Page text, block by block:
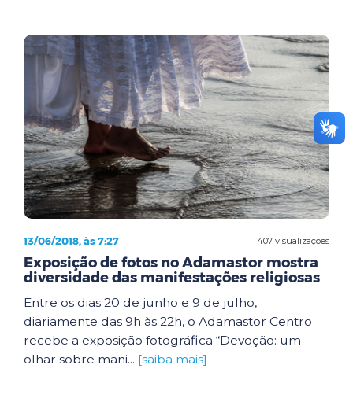
407 visualizações
13/06/2018, às 7:27
Exposição de fotos no Adamastor mostra
diversidade das manifestações religiosas
Entre os dias 20 de junho e 9 de julho,
diariamente das 9h às 22h, o Adamastor Centro
recebe a exposição fotográfica “Devoção: um
olhar sobre mani... [saiba mais]